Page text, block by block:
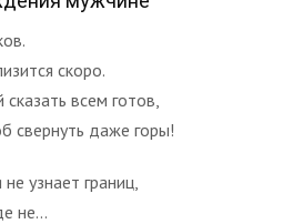
скоро.
всем готов,
свернуть даже горы!
узнает границ,
не...